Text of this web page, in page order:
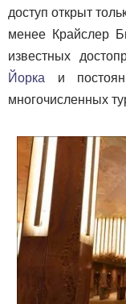
доступ открыт
менее Крайслер
известных
Йорка и
многочисленных